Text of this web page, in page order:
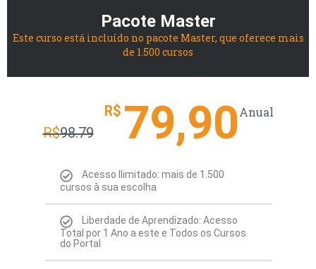
Pacote Master
Este curso está incluído no pacote Master, que oferece mais
de 1.500 cursos
R$98.79
R$ 79,90Anual
Acesso Ilimitado: mais de 1.500
cursos à sua escolha
Liberdade de Aprendizado: Acesso
Total por 1 Ano a este e Todos os Cursos
do Portal